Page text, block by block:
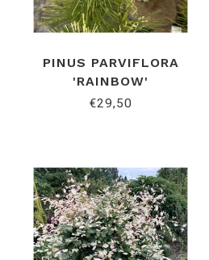
PINUS PARVIFLORA
'RAINBOW'
€29,50